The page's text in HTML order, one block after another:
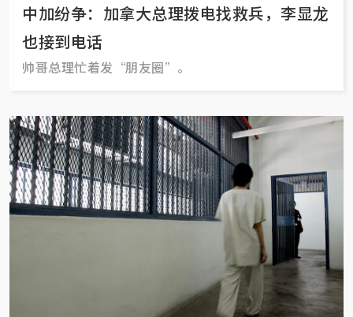
中加纷争：加拿大总理拨电找救兵，李显龙
也接到电话
帅哥总理忙着发“朋友圈”。